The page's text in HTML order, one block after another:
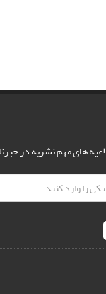
های مهم نشریه در